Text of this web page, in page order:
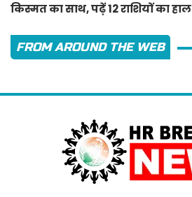
किस्मत का साथ, पढ़ें 12 राशियों का हाल
FROM AROUND THE WEB